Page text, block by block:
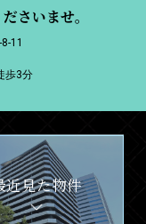
さいませ。
11
歩3分
近見た物件